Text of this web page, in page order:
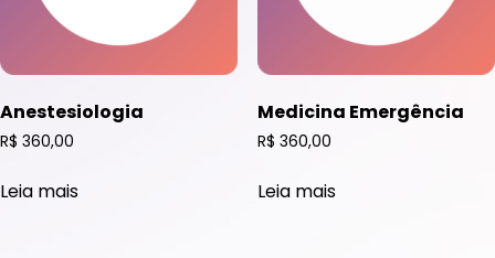
Anestesiologia
R$ 360,00
Leia mais
Medicina Emergência
R$ 360,00
Leia mais